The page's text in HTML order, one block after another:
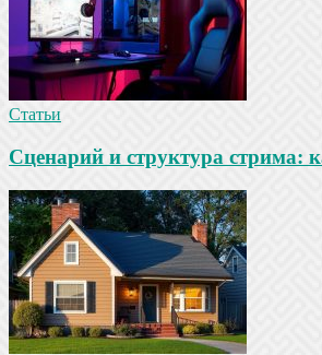
Статьи
Сценарий и структура стрима: